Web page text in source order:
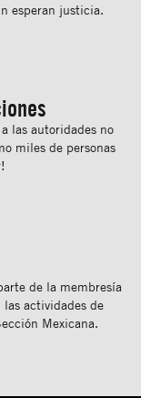
esperan justicia.
las autoridades no
miles de personas
de la membresía
actividades de
Mexicana.